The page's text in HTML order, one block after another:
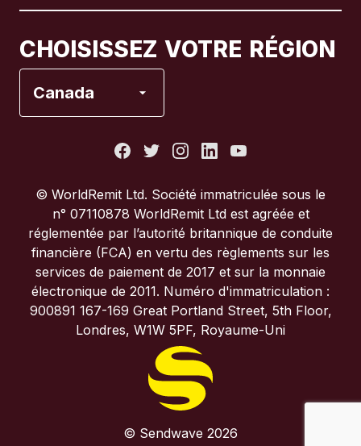
CHOISISSEZ VOTRE RÉGION
Canada
Italie
Portugal
Royaume-Uni
© WorldRemit Ltd. Société immatriculée sous le
n° 07110878 WorldRemit Ltd est agréée et
réglementée par l’autorité britannique de conduite
financière (FCA) en vertu des règlements sur les
services de paiement de 2017 et sur la monnaie
électronique de 2011. Numéro d'immatriculation :
900891 167-169 Great Portland Street, 5th Floor,
Londres, W1W 5PF, Royaume-Uni
© Sendwave 2026